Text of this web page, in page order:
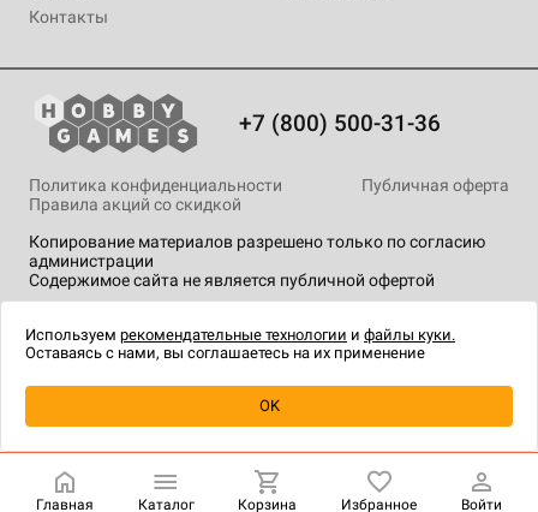
Уведомить о наличии
Контакты
+7 (800) 500-31-36
Копирование материалов разрешено только по согласию
администрации
Содержимое сайта не является публичной офертой
Политика конфиденциальности
Публичная оферта
Правила акций со скидкой
технологии.
Главная Каталог Корзина Избранное Войти
Используем рекомендательные технологии и файлы куки.
Оставаясь с нами, вы соглашаетесь на их применение
OK